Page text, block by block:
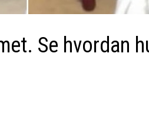
Se hvordan